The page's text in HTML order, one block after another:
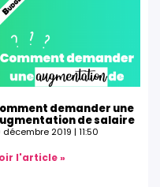
demander une
de salaire
décembre 2019 11:50
l'article »